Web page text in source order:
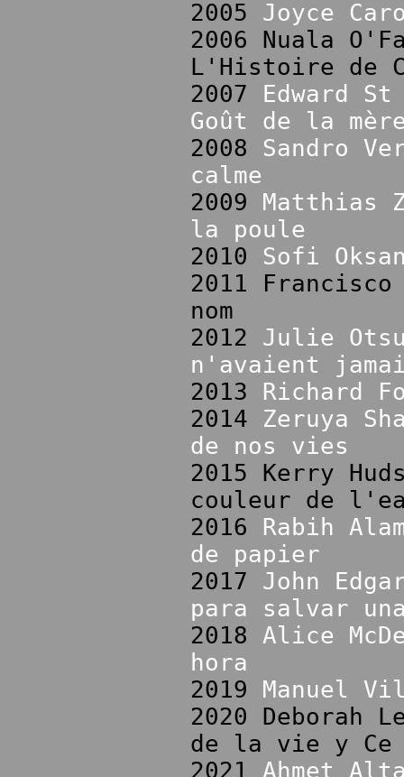
2005 Joyce
2006 Nuala
L'Histoire de
2007 Edward
Goût de la
2008 Sandro
calme
2009 Matthias
la poule
2010 Sofi
2011 Francisco
nom
2012 Julie
n'avaient
2013 Richard
2014 Zeruya
de nos vies
2015 Kerry
couleur de
2016 Rabih
de papier
2017 John
para salvar
2018 Alice
hora
2019 Manuel
2020 Deborah
de la vie y Ce
2021 Ahmet